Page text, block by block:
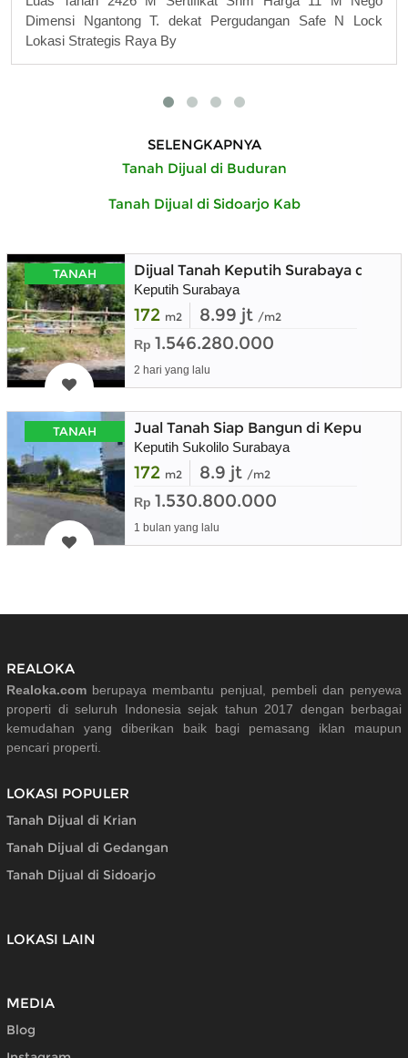
Dimensi Ngantong T. dekat Pergudangan Safe N Lock
Lokasi Strategis Raya By
SELENGKAPNYA
Tanah Dijual di Buduran
Tanah Dijual di Sidoarjo Kab
TANAH Dijual Tanah Keputih Surabaya dekat
Keputih Surabaya
172 m2 8.99 jt /m2
Rp 1.546.280.000
2 hari yang lalu
TANAH Jual Tanah Siap Bangun di Keputih
Keputih Sukolilo Surabaya
172 m2 8.9 jt /m2
Rp 1.530.800.000
1 bulan yang lalu
REALOKA
Realoka.com berupaya membantu penjual, pembeli dan penyewa
properti di seluruh Indonesia sejak tahun 2017 dengan berbagai
kemudahan yang diberikan baik bagi pemasang iklan maupun
pencari properti.
LOKASI POPULER
Tanah Dijual di Krian
Tanah Dijual di Gedangan
Tanah Dijual di Sidoarjo
LOKASI LAIN
MEDIA
Blog